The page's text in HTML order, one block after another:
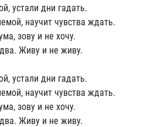
устали дни гадать.
научит чувства ждать.
зову и не хочу.
Живу и не живу.
устали дни гадать.
научит чувства ждать.
зову и не хочу.
Живу и не живу.